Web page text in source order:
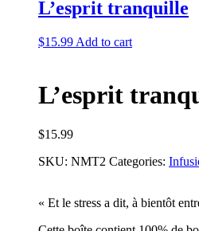
quantity
L’esprit tranquille
$15.99 Add to cart
L’esprit
$15.99
SKU: NMT2 Categories:
« Et le stress a dit, à bientôt